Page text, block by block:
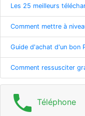
Les 25 meilleurs
Comment mettre à
Guide d'achat d'un bon
Comment ressusciter
phone Téléphone